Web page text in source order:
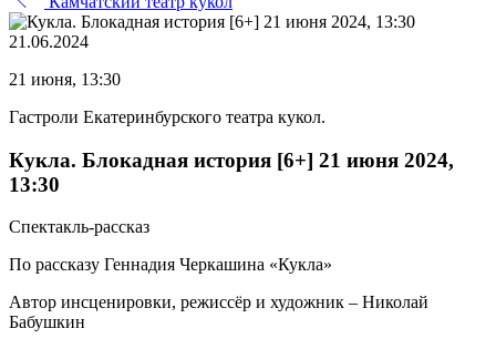
21.06.2024
21 июня, 13:30
Гастроли Екатеринбурского театра кукол.
Кукла. Блокадная история [6+] 21 июня 2024,
13:30
Спектакль-рассказ
По рассказу Геннадия Черкашина «Кукла»
Автор инсценировки, режиссёр и художник – Николай
Бабушкин